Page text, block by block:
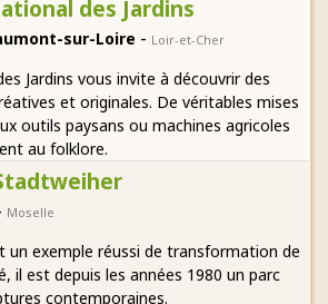
des Jardins
sur-Loire - Loir-et-Cher
Jardins vous invite à découvrir des
et originales. De véritables mises
outils paysans ou machines agricoles
au folklore.
Moselle
un exemple réussi de transformation de
il est depuis les années 1980 un parc
contemporaines.